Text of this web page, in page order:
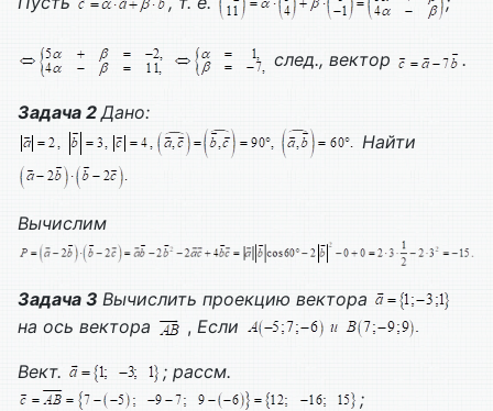
след., вектор .
Задача 2 Дано:
Найти
Вычислим
Задача 3 Вычислить проекцию вектора
на ось вектора
, Если
Вект.
; рассм.
;